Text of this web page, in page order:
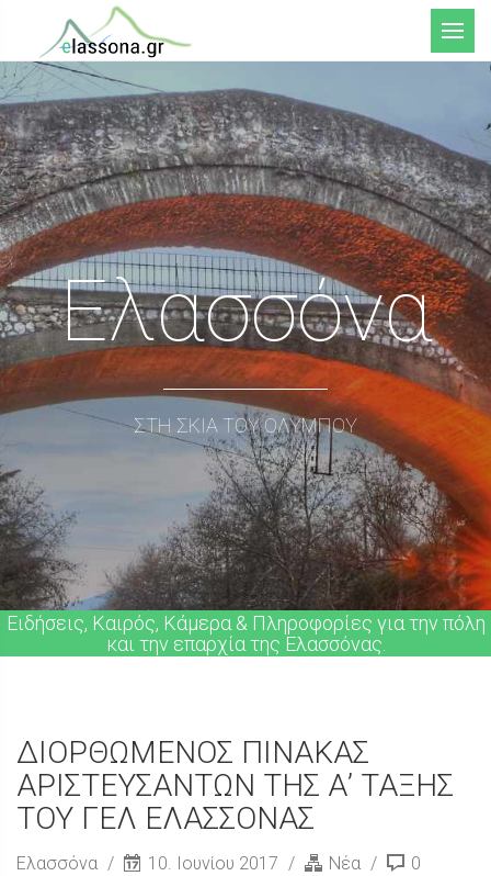
Μενού
Ελασσόνα
ΣΤΗ ΣΚΙΑ ΤΟΥ ΟΛΥΜΠΟΥ
Ειδήσεις, Καιρός, Κάμερα & Πληροφορίες για την πόλη
και την επαρχία της Ελασσόνας.
ΔΙΟΡΘΩΜΕΝΟΣ ΠΙΝΑΚΑΣ
ΑΡΙΣΤΕΥΣΑΝΤΩΝ ΤΗΣ Α’ ΤΑΞΗΣ
ΤΟΥ ΓΕΛ ΕΛΑΣΣΟΝΑΣ
Ελασσόνα 10. Ιουνίου 2017 Νέα 0